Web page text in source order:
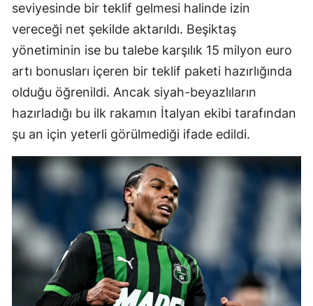
seviyesinde bir teklif gelmesi halinde izin
vereceği net şekilde aktarıldı. Beşiktaş
yönetiminin ise bu talebe karşılık 15 milyon euro
artı bonusları içeren bir teklif paketi hazırlığında
olduğu öğrenildi. Ancak siyah-beyazlıların
hazırladığı bu ilk rakamın İtalyan ekibi tarafından
şu an için yeterli görülmediği ifade edildi.